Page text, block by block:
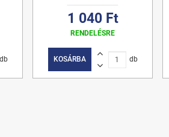
db
1 040 Ft
RENDELÉSRE
KOSÁRBA db